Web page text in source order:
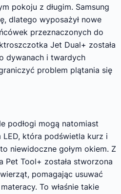
pokoju z długim. Samsung
dlatego wyposażył nowe
przeznaczonych do
Jet Dual+ została
dywanach i twardych
problem plątania się
podłogi mogą natomiast
która podświetla kurz i
niewidoczne gołym okiem. Z
Pet Tool+ została stworzona
pomagając usuwać
To właśnie takie